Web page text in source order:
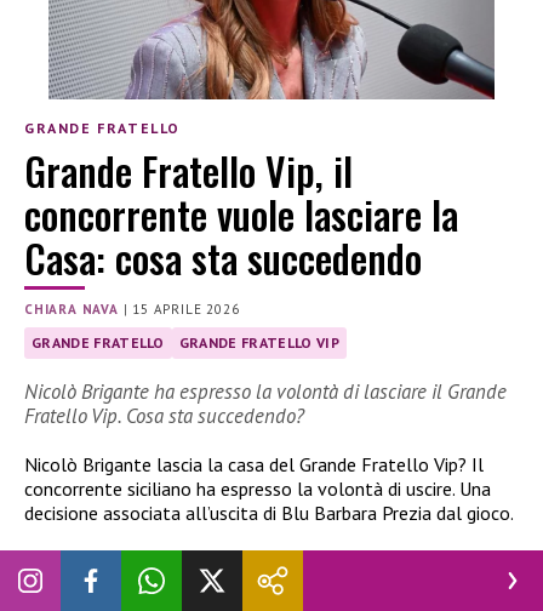
GRANDE FRATELLO
Grande Fratello Vip, il
concorrente vuole lasciare la
Casa: cosa sta succedendo
CHIARA NAVA | 15 APRILE 2026
GRANDE FRATELLO GRANDE FRATELLO VIP
Nicolò Brigante ha espresso la volontà di lasciare il Grande
Fratello Vip. Cosa sta succedendo?
Nicolò Brigante lascia la casa del Grande Fratello Vip? Il
concorrente siciliano ha espresso la volontà di uscire. Una
decisione associata all’uscita di Blu Barbara Prezia dal gioco.
Nicolò Brigante lascia la casa del GF Vip?